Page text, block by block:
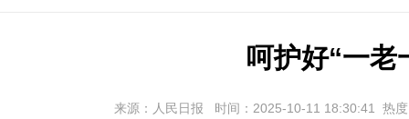
呵护好“一老
来源：人民日报 时间：2025-10-11 18:30:41 热